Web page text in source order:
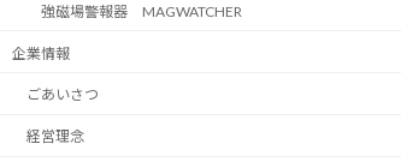
強磁場警報器 MAGWATCHER
企業情報
ごあいさつ
経営理念